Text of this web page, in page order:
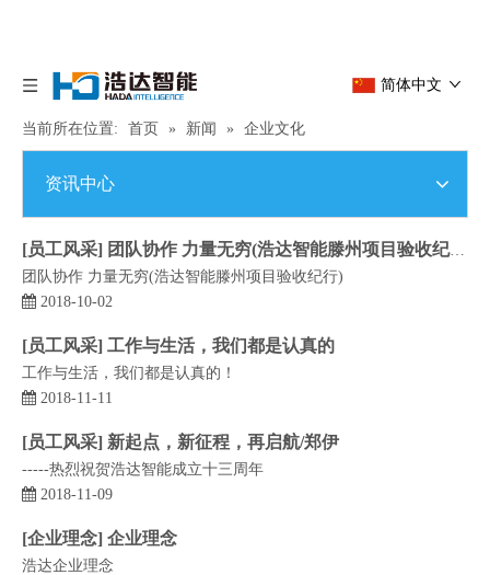
简体中文
当前所在位置: 首页 » 新闻 » 企业文化
资讯中心
[员工风采] 团队协作 力量无穷(浩达智能滕州项目验收纪行)
团队协作 力量无穷(浩达智能滕州项目验收纪行)
2018-10-02
[员工风采] 工作与生活，我们都是认真的
工作与生活，我们都是认真的！
2018-11-11
[员工风采] 新起点，新征程，再启航/郑伊
-----热烈祝贺浩达智能成立十三周年
2018-11-09
[企业理念] 企业理念
浩达企业理念